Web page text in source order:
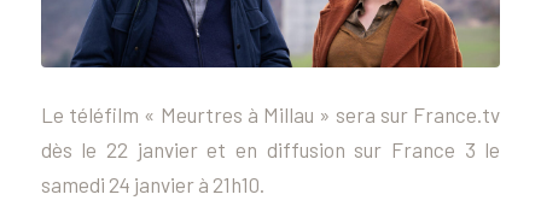
Le téléfilm « Meurtres à Millau » sera sur France.tv
dès le 22 janvier et en diffusion sur France 3 le
samedi 24 janvier à 21h10.